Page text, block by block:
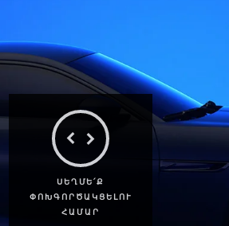
ՍԵՂՄԵ՛Ք
ՓՈԽԳՈՐԾԱԿՑԵԼՈՒ
ՀԱՄԱՐ